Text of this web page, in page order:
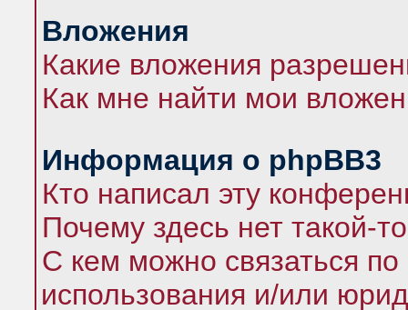
Вложения
Какие вложения
Как мне найти мои
Информация о phpBB3
Кто написал эту
Почему здесь нет такой-
С кем можно связаться по
использования и/или